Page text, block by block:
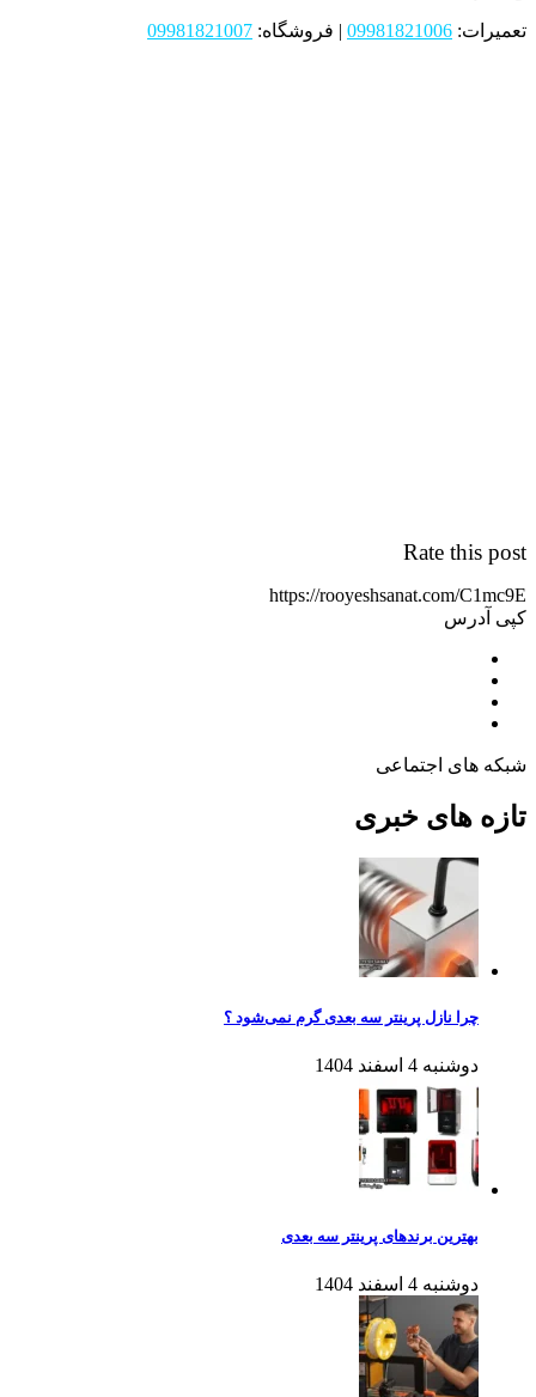
تعمیرات: 09981821006 | فروشگاه: 09981821007
Rate this post
https://rooyeshsanat.com/C1mc9E
کپی آدرس
شبکه های اجتماعی
تازه های خبری
چرا نازل پرینتر سه بعدی گرم نمی‌شود ؟
دوشنبه 4 اسفند 1404
بهترین برندهای پرینتر سه بعدی
دوشنبه 4 اسفند 1404